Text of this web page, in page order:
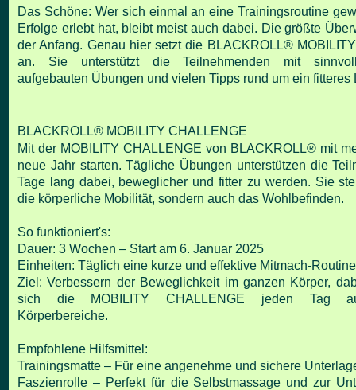
Das Schöne: Wer sich einmal an eine Trainingsroutine
Erfolge erlebt hat, bleibt meist auch dabei. Diegrößte
der Anfang. Genau hier setzt die BLACKROLL®
an. Sie unterstützt die Teilnehmenden mit
aufgebauten Übungen und vielen Tipps rund um ein fitteres
BLACKROLL® MOBILITY CHALLENGE
Mit der MOBILITY CHALLENGE von BLACKROLL® mit
neue Jahr starten. Tägliche Übungen unterstützen die
Tage lang dabei, beweglicher und fitter zu werden. Sie
die körperliche Mobilität, sondern auch das Wohlbefinden.
So funktioniert's:
Dauer: 3 Wochen – Start am 6. Januar 2025
Einheiten: Täglich eine kurze und effektive Mitmach-
Ziel: Verbessern der Beweglichkeit im ganzen Körper,
sich die MOBILITY CHALLENGE jeden Tag
Körperbereiche.
Empfohlene Hilfsmittel:
Trainingsmatte – Für eine angenehme und sichere
Faszienrolle – Perfekt für die Selbstmassage und zur